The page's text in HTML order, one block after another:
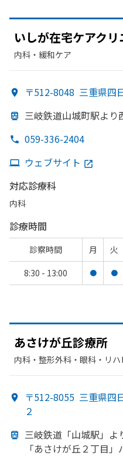
いしが在宅ケアクリ
内科・​緩和ケア
〒512-8048 三重県四
三岐鉄道山城町駅より
059-336-2404
ウェブサイト
対応診療科
内科
診療時間
診察時間 月 火
8:30 - 13:00
● ●
あさけが丘診療所
内科・​整形外科・​眼科・​リ
〒512-8055 三重県四
２
三岐鉄道 「山城駅」よ
「あさけが丘２丁目」